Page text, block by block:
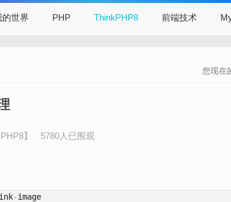
的世界 PHP ThinkPHP8 前端技术
您现在
】 5780人已围观
-image